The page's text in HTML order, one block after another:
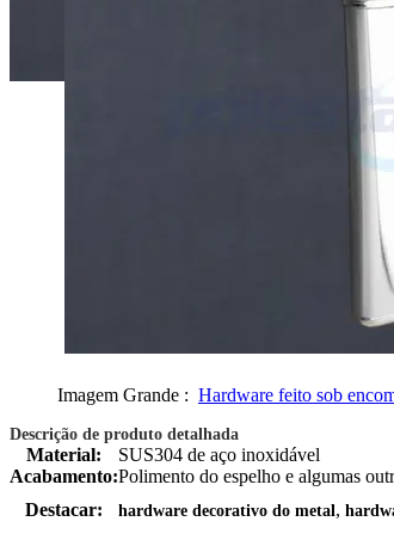
Imagem Grande : Hardware feito sob
Descrição de produto detalhada
Material: SUS304 de aço inoxidável
Acabamento:Polimento do espelho e algumas
Destacar:
hardware decorativo do metal ,